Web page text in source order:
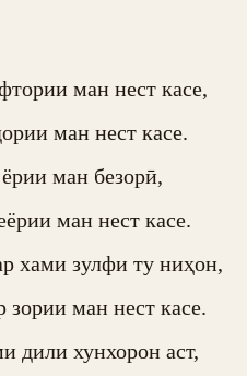
ман нест касе,
ман нест касе.
ман безорӣ,
ман нест касе.
хами зулфи ту ниҳон,
ман нест касе.
дили хунхорон аст,